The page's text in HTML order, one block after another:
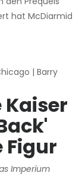
hat McDiarmid
| Barry
Figur
Imperium